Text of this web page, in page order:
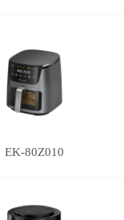
EK-80Z010